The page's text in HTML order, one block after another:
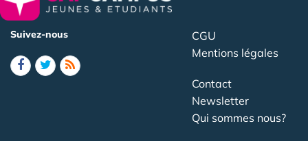
Suivez-nous
CGU
Mentions légales
Contact
Newsletter
Qui sommes nous?